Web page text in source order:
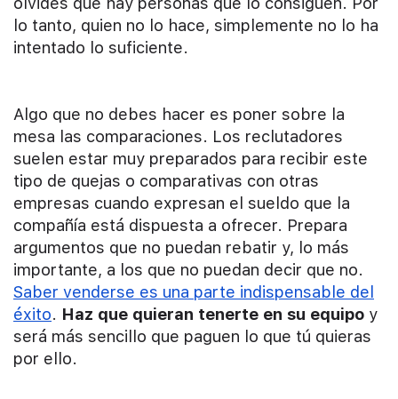
lo tanto, quien no lo hace, simplemente no lo ha
intentado lo suficiente.
Algo que no debes hacer es poner sobre la
mesa las comparaciones. Los reclutadores
suelen estar muy preparados para recibir este
tipo de quejas o comparativas con otras
empresas cuando expresan el sueldo que la
compañía está dispuesta a ofrecer. Prepara
argumentos que no puedan rebatir y, lo más
importante, a los que no puedan decir que no.
Saber venderse es una parte indispensable del
éxito. Haz que quieran tenerte en su equipo y
será más sencillo que paguen lo que tú quieras
por ello.